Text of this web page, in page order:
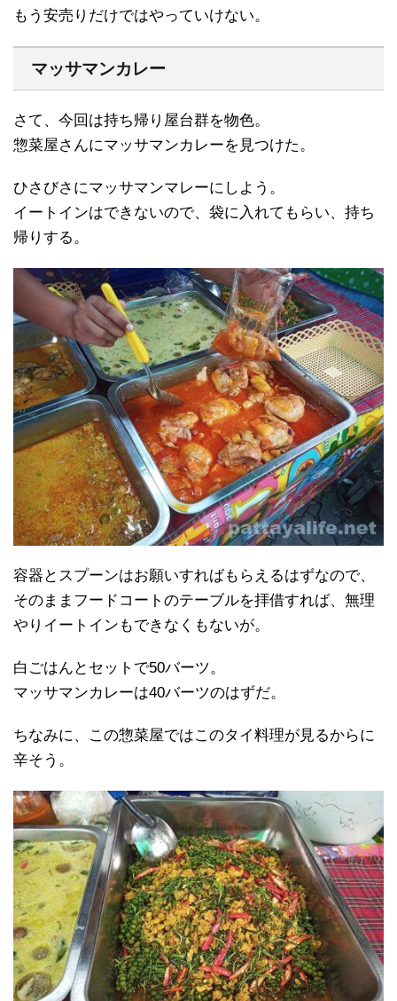
もう安売りだけではやっていけない。
マッサマンカレー
さて、今回は持ち帰り屋台群を物色。
惣菜屋さんにマッサマンカレーを見つけた。
ひさびさにマッサマンマレーにしよう。
イートインはできないので、袋に入れてもらい、持ち
帰りする。
容器とスプーンはお願いすればもらえるはずなので、
そのままフードコートのテーブルを拝借すれば、無理
やりイートインもできなくもないが。
白ごはんとセットで50バーツ。
マッサマンカレーは40バーツのはずだ。
ちなみに、この惣菜屋ではこのタイ料理が見るからに
辛そう。